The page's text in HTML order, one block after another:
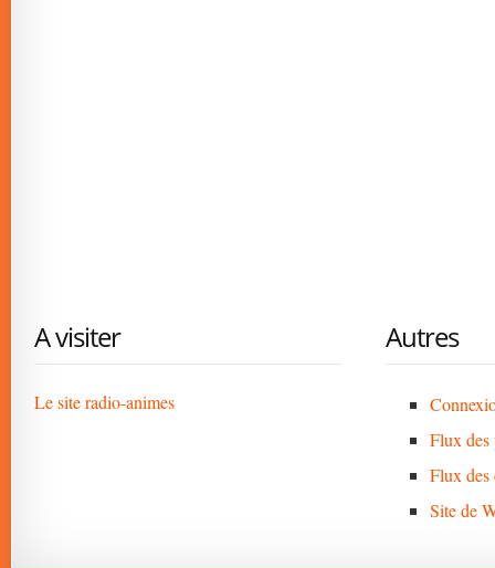
A visiter
Le site radio-animes
Autres
Flux des
Flux des
Site de